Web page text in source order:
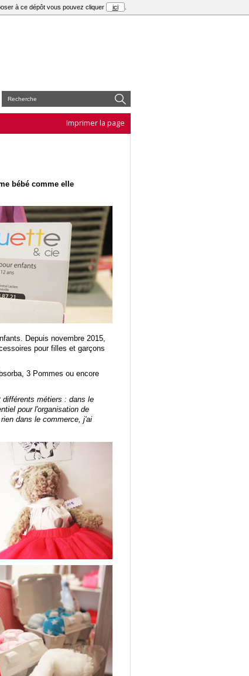
à ce dépôt vous pouvez cliquer ici
Imprimer la page
bébé comme elle
Depuis novembre 2015,
pour filles et garçons
3 Pommes ou encore
métiers : dans le
pour l'organisation de
dans le commerce, j'ai